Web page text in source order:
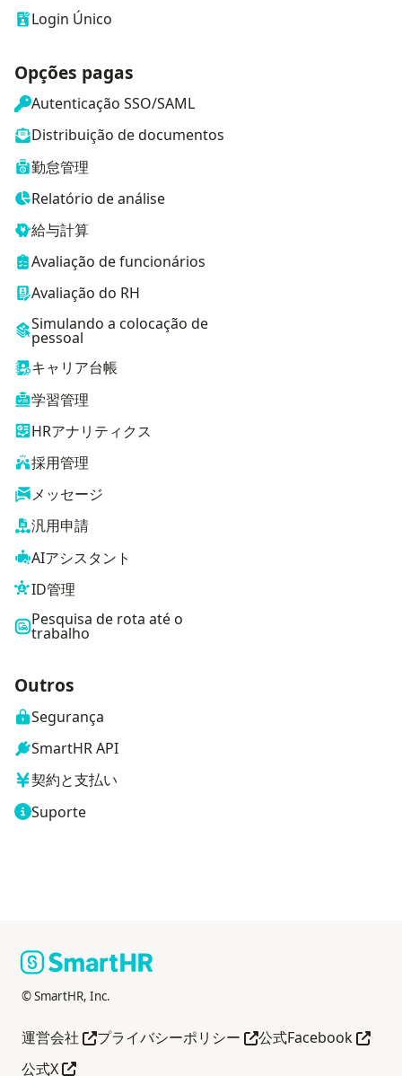
Login Único
Opções pagas
Autenticação SSO/SAML
Distribuição de documentos
勤怠管理
Relatório de análise
給与計算
Avaliação de funcionários
Avaliação do RH
Simulando a colocação de
pessoal
キャリア台帳
学習管理
HRアナリティクス
採用管理
メッセージ
汎用申請
AIアシスタント
ID管理
Pesquisa de rota até o
trabalho
Outros
Segurança
SmartHR API
契約と支払い
Suporte
© SmartHR, Inc.
運営会社Abra em outra guia
プライバシーポリシー Abra em outra guia
公式FacebookAbra
公式XAbra em outra guia